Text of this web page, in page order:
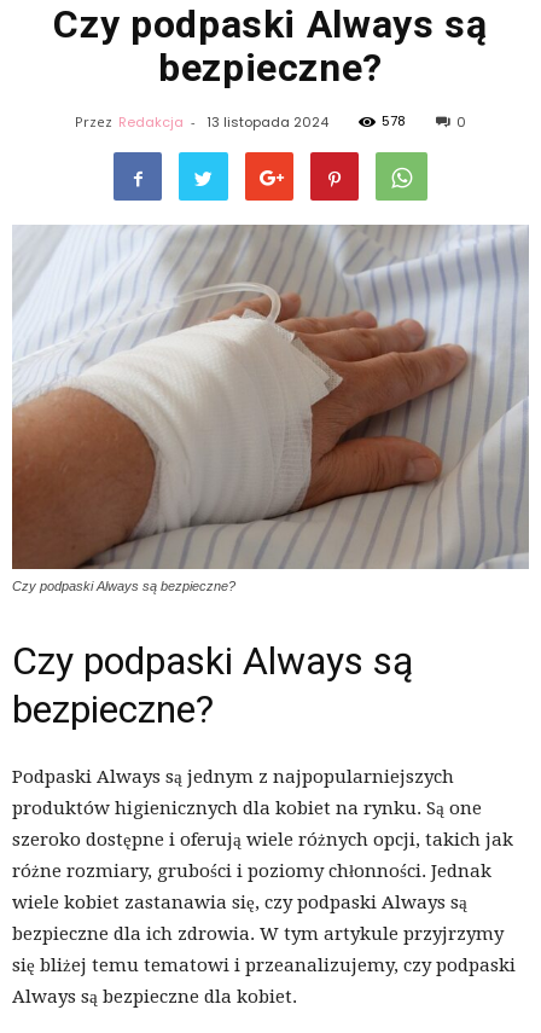
Czy podpaski Always są
bezpieczne?
Przez Redakcja - 13 listopada 2024 578 0
Czy podpaski Always są bezpieczne?
Czy podpaski Always są
bezpieczne?
Podpaski Always są jednym z najpopularniejszych
produktów higienicznych dla kobiet na rynku. Są one
szeroko dostępne i oferują wiele różnych opcji, takich jak
różne rozmiary, grubości i poziomy chłonności. Jednak
wiele kobiet zastanawia się, czy podpaski Always są
bezpieczne dla ich zdrowia. W tym artykule przyjrzymy
się bliżej temu tematowi i przeanalizujemy, czy podpaski
Always są bezpieczne dla kobiet.